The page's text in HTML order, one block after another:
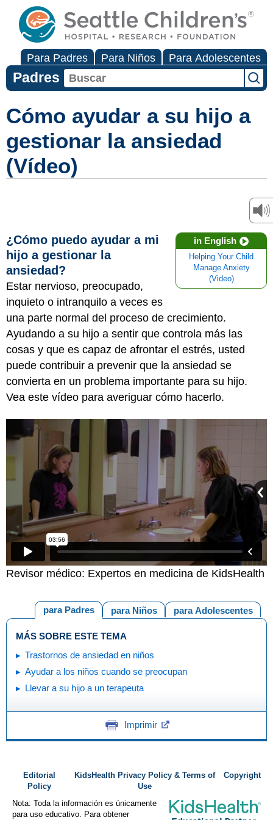
Para Padres Para Niños Para Adolescentes
Padres
Cómo ayudar a su hijo a
gestionar la ansiedad
(Vídeo)
in English
Helping Your Child
Manage Anxiety
(Video)
¿Cómo puedo ayudar a mi
hijo a gestionar la
ansiedad?
Estar nervioso, preocupado,
inquieto o intranquilo a veces es
una parte normal del proceso de crecimiento.
Ayudando a su hijo a sentir que controla más las
cosas y que es capaz de afrontar el estrés, usted
puede contribuir a prevenir que la ansiedad se
convierta en un problema importante para su hijo.
Vea este vídeo para averiguar cómo hacerlo.
Revisor médico: Expertos en medicina de KidsHealth
para Adolescentes
para Niños
para Padres
MÁS SOBRE ESTE TEMA
Trastornos de ansiedad en niños
Ayudar a los niños cuando se preocupan
Llevar a su hijo a un terapeuta
Imprimir
Editorial
Policy
KidsHealth Privacy Policy & Terms of
Use
Copyright
Nota: Toda la información es únicamente
para uso educativo. Para obtener